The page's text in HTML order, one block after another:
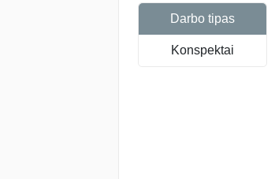
Darbo tipas
Konspektai